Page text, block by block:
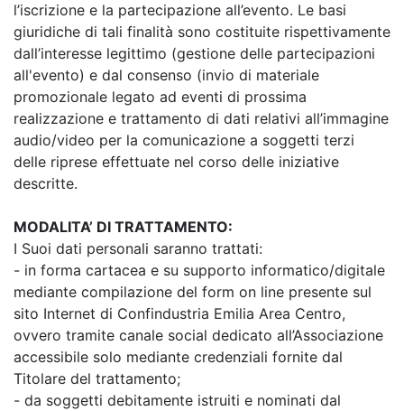
l’iscrizione e la partecipazione all’evento. Le basi
giuridiche di tali finalità sono costituite rispettivamente
dall’interesse legittimo (gestione delle partecipazioni
all'evento) e dal consenso (invio di materiale
promozionale legato ad eventi di prossima
realizzazione e trattamento di dati relativi all’immagine
audio/video per la comunicazione a soggetti terzi
delle riprese effettuate nel corso delle iniziative
descritte.
MODALITA’ DI TRATTAMENTO:
I Suoi dati personali saranno trattati:
- in forma cartacea e su supporto informatico/digitale
mediante compilazione del form on line presente sul
sito Internet di Confindustria Emilia Area Centro,
ovvero tramite canale social dedicato all’Associazione
accessibile solo mediante credenziali fornite dal
Titolare del trattamento;
- da soggetti debitamente istruiti e nominati dal